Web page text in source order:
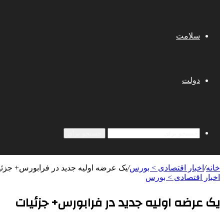
سلامت
دولت
خانه/ اخبار اقتصادی > بورس/یک عرضه اولیه جدید در فرابورس+
اخبار اقتصادی > بورس
یک عرضه اولیه جدید در فرابورس+ جزئیات